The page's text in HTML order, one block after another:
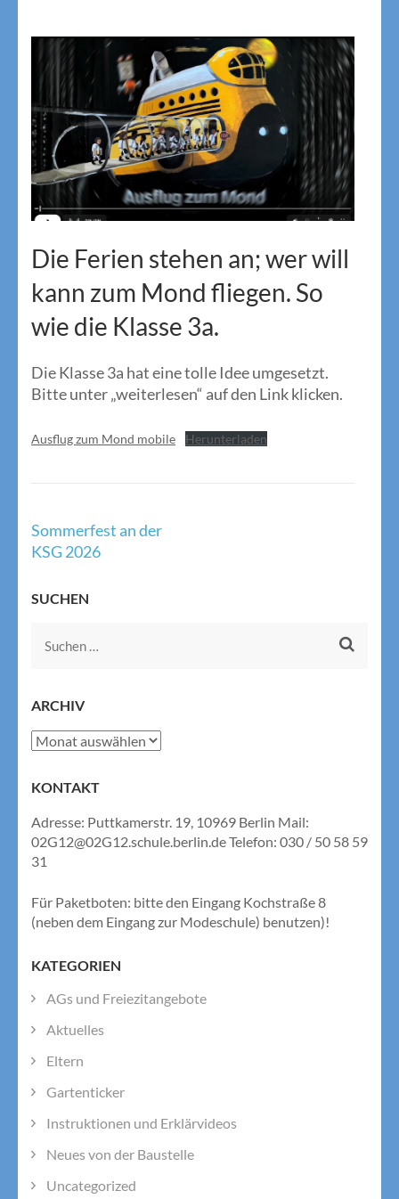
Die Ferien stehen an; wer will
kann zum Mond fliegen. So
wie die Klasse 3a.
Die Klasse 3a hat eine tolle Idee umgesetzt.
Bitte unter „weiterlesen“ auf den Link klicken.
Ausflug zum Mond mobile Herunterladen
Beitragsnavigation
Sommerfest an der
KSG 2026
SUCHEN
Suchen
ARCHIV
Archiv
KONTAKT
Adresse: Puttkamerstr. 19, 10969 Berlin Mail:
02G12@02G12.schule.berlin.de Telefon: 030 / 50 58 59
31
Für Paketboten: bitte den Eingang Kochstraße 8
(neben dem Eingang zur Modeschule) benutzen)!
KATEGORIEN
AGs und Freiezitangebote
Aktuelles
Eltern
Gartenticker
Instruktionen und Erklärvideos
Neues von der Baustelle
Uncategorized